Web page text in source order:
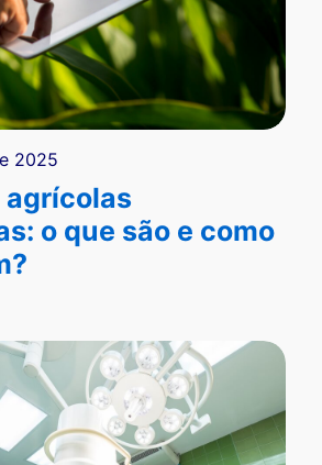
2025
agrícolas
o que são e como